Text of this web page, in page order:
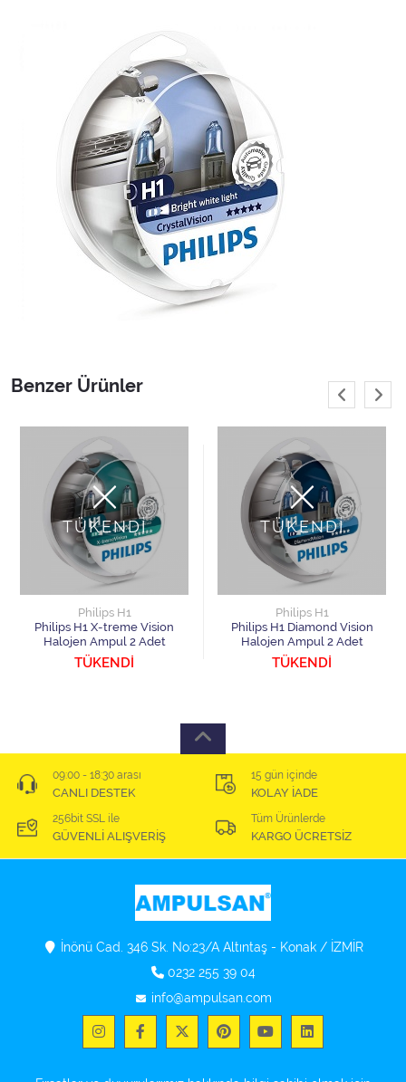
Benzer Ürünler
TÜKENDİ
Philips H1
Philips H1 X-treme Vision
Halojen Ampul 2 Adet
TÜKENDİ
TÜKENDİ
Philips H1
Philips H1 Diamond Vision
Halojen Ampul 2 Adet
TÜKENDİ
09:00 - 18:30 arası
CANLI DESTEK
15 gün içinde
KOLAY İADE
256bit SSL ile
GÜVENLİ ALIŞVERİŞ
Tüm Ürünlerde
KARGO ÜCRETSİZ
İnönü Cad. 346 Sk. No:23/A Altıntaş - Konak / İZMİR
0232 255 39 04
info@ampulsan.com